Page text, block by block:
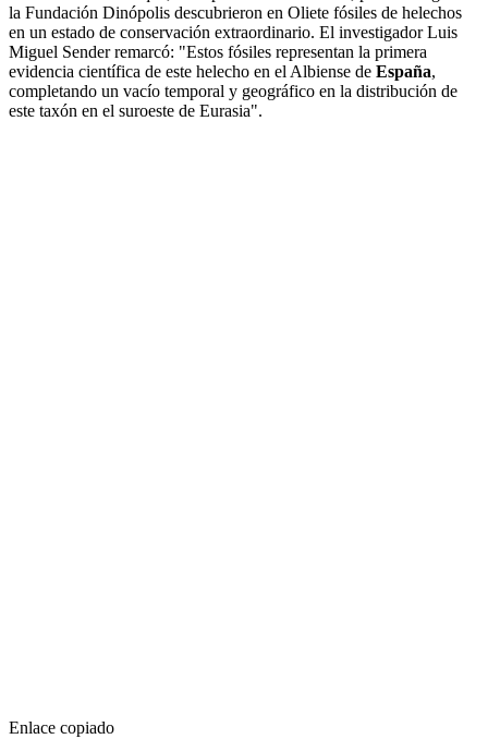
la Fundación Dinópolis descubrieron en Oliete fósiles de helechos
en un estado de conservación extraordinario. El investigador Luis
Miguel Sender remarcó: "Estos fósiles representan la primera
evidencia científica de este helecho en el Albiense de España,
completando un vacío temporal y geográfico en la distribución de
este taxón en el suroeste de Eurasia".
Enlace copiado